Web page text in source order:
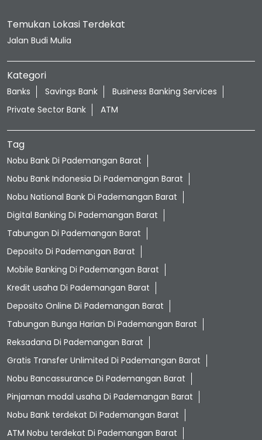
Temukan Lokasi Terdekat
Jalan Budi Mulia
Kategori
Banks Savings Bank
Business Banking Services
Private Sector Bank
ATM
Tag
Nobu Bank Di Pademangan Barat
Nobu Bank Indonesia Di Pademangan Barat
Nobu National Bank Di Pademangan Barat
Digital Banking Di Pademangan Barat
Tabungan Di Pademangan Barat
Deposito Di Pademangan Barat
Mobile Banking Di Pademangan Barat
Kredit usaha Di Pademangan Barat
Deposito Online Di Pademangan Barat
Tabungan Bunga Harian Di Pademangan Barat
Reksadana Di Pademangan Barat
Gratis Transfer Unlimited Di Pademangan Barat
Nobu Bancassurance Di Pademangan Barat
Pinjaman modal usaha Di Pademangan Barat
Nobu Bank terdekat Di Pademangan Barat
ATM Nobu terdekat Di Pademangan Barat